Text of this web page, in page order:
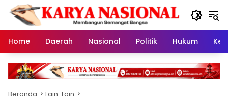
Langsung
konten
Home
Daerah Nasional Politik Hukum
Beranda Lain-Lain